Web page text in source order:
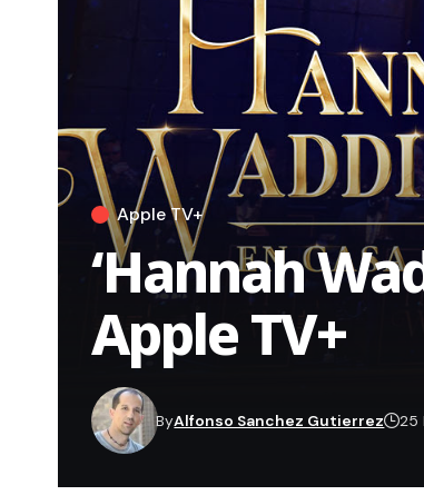
Apple TV+
‘Hannah
Apple TV+
ByAlfonso Sanchez Gutierrez 25